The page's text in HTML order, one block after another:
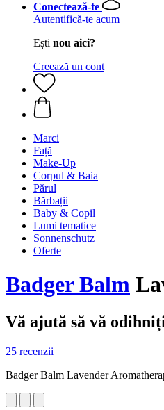
Conectează-te
Autentifică-te acum
Ești nou aici?
Creează un cont
Marci
Față
Make-Up
Corpul & Baia
Părul
Bărbații
Baby & Copil
Lumi tematice
Sonnenschutz
Oferte
Badger Balm
Vă ajută să vă
25 recenzii
Badger Balm Lavender